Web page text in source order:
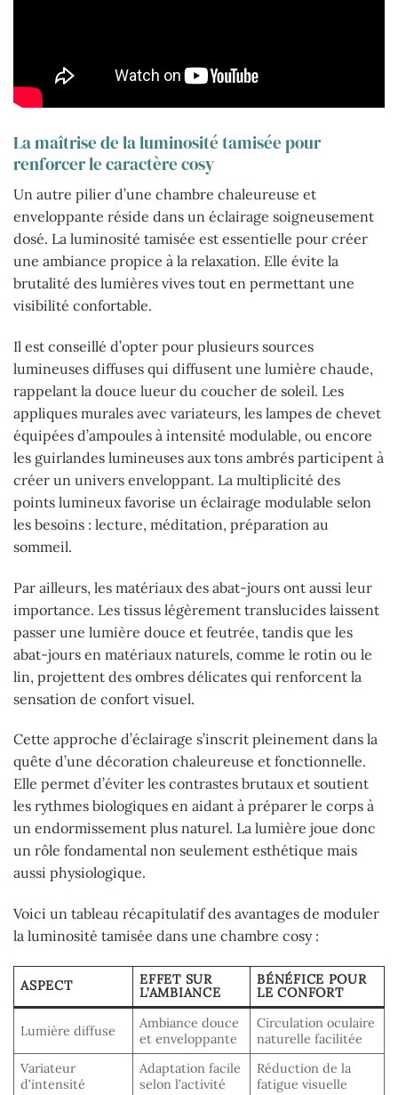
La maîtrise de la luminosité tamisée pour
renforcer le caractère cosy
Un autre pilier d’une chambre chaleureuse et
enveloppante réside dans un éclairage soigneusement
dosé. La luminosité tamisée est essentielle pour créer
une ambiance propice à la relaxation. Elle évite la
brutalité des lumières vives tout en permettant une
visibilité confortable.
Il est conseillé d’opter pour plusieurs sources
lumineuses diffuses qui diffusent une lumière chaude,
rappelant la douce lueur du coucher de soleil. Les
appliques murales avec variateurs, les lampes de chevet
équipées d’ampoules à intensité modulable, ou encore
les guirlandes lumineuses aux tons ambrés participent à
créer un univers enveloppant. La multiplicité des
points lumineux favorise un éclairage modulable selon
les besoins : lecture, méditation, préparation au
sommeil.
Par ailleurs, les matériaux des abat-jours ont aussi leur
importance. Les tissus légèrement translucides laissent
passer une lumière douce et feutrée, tandis que les
abat-jours en matériaux naturels, comme le rotin ou le
lin, projettent des ombres délicates qui renforcent la
sensation de confort visuel.
Cette approche d’éclairage s’inscrit pleinement dans la
quête d’une décoration chaleureuse et fonctionnelle.
Elle permet d’éviter les contrastes brutaux et soutient
les rythmes biologiques en aidant à préparer le corps à
un endormissement plus naturel. La lumière joue donc
un rôle fondamental non seulement esthétique mais
aussi physiologique.
Voici un tableau récapitulatif des avantages de moduler
la luminosité tamisée dans une chambre cosy :
ASPECT
EFFET SUR
L’AMBIANCE
BÉNÉFICE POUR
LE CONFORT
Lumière diffuse
Ambiance douce
et enveloppante
Circulation oculaire
naturelle facilitée
Variateur
d’intensité
Adaptation facile
selon l’activité
Réduction de la
fatigue visuelle